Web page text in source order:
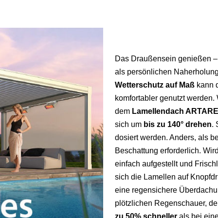
Das Draußensein genießen
als persönlichen
Wetterschutz auf Maß kann
komfortabler genutzt
dem Lamellendach
sich um bis zu 140° drehen.
dosiert werden. Anders, als
Beschattung erforderlich.
einfach aufgestellt und
sich die Lamellen auf
eine regensichere
plötzlichen Regenschauer,
zu 50% schneller als bei